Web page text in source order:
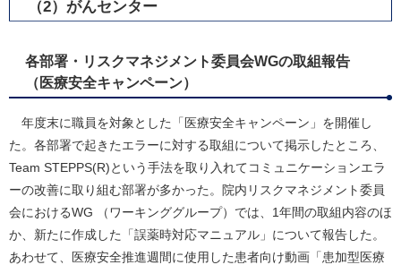
（2）がんセンター
各部署・リスクマネジメント委員会WGの取組報告
（医療安全キャンペーン）
年度末に職員を対象とした「医療安全キャンペーン」を開催し
た。各部署で起きたエラーに対する取組について掲示したところ、
Team STEPPS(R)という手法を取り入れてコミュニケーションエラ
ーの改善に取り組む部署が多かった。院内リスクマネジメント委員
会におけるWG （ワーキンググループ）では、1年間の取組内容のほ
か、新たに作成した「誤薬時対応マニュアル」について報告した。
あわせて、医療安全推進週間に使用した患者向け動画「患加型医療